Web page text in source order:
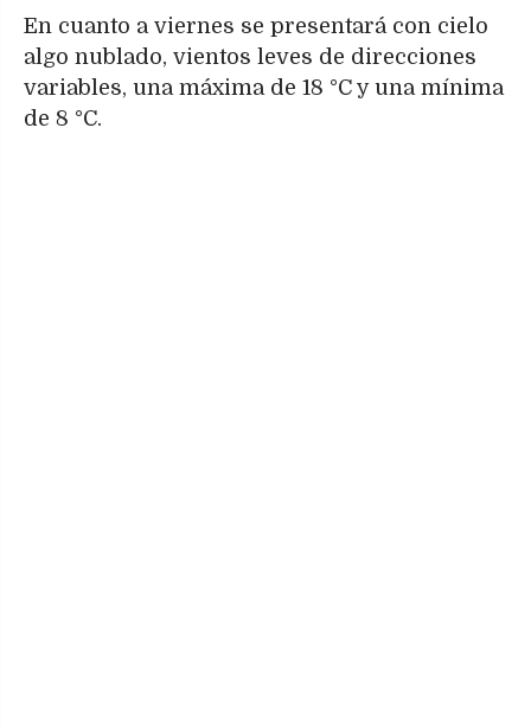
En cuanto a viernes se presentará con cielo
algo nublado, vientos leves de direcciones
variables, una máxima de 18 °C y una mínima
de 8 °C.